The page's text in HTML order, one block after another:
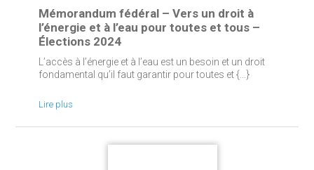
Mémorandum fédéral – Vers un droit à
l’énergie et à l’eau pour toutes et tous –
Élections 2024
L’accès à l’énergie et à l’eau est un besoin et un droit
fondamental qu’il faut garantir pour toutes et {...}
Lire plus